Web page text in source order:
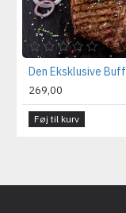
Den Eksklusive
269,00
Føj til kurv